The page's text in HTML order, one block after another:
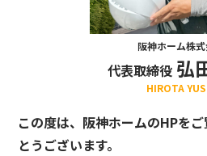
阪神ホーム株
代表取締役 弘
HIROTA
この度は、阪神ホームのHPを
とうございます。